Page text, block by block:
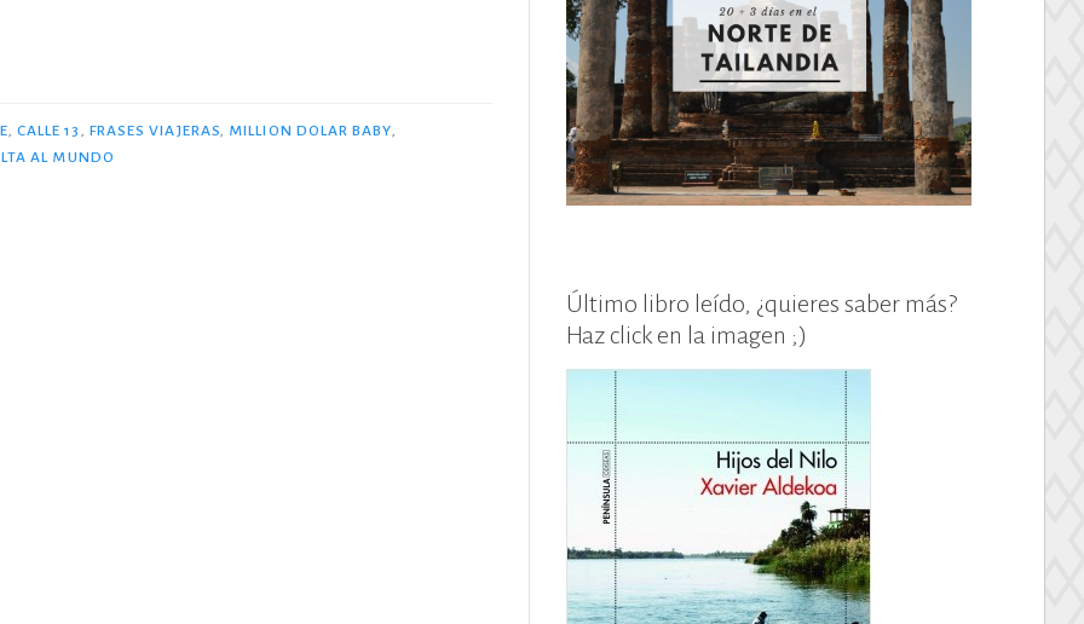
, CALLE 13 , FRASES VIAJERAS, MILLION DOLAR BABY,
AL MUNDO
Último libro leído, ¿quieres saber más?
Haz click en la imagen ;)